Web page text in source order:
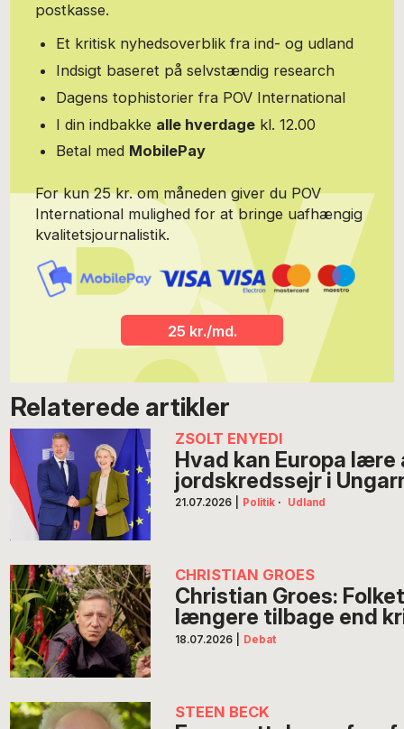
postkasse.
Et kritisk nyhedsoverblik fra ind- og udland
Indsigt baseret på selvstændig research
Dagens tophistorier fra POV International
I din indbakke alle hverdage kl. 12.00
Betal med MobilePay
For kun 25 kr. om måneden giver du POV
International mulighed for at bringe uafhængig
kvalitetsjournalistik.
25 kr./md.
Relaterede artikler
ZSOLT ENYEDI
Hvad kan Europa
jordskredssejr i
21.07.2026 Politik · Udland
CHRISTIAN GROES
Christian Groes:
længere tilbage end
18.07.2026 Debat
STEEN BECK